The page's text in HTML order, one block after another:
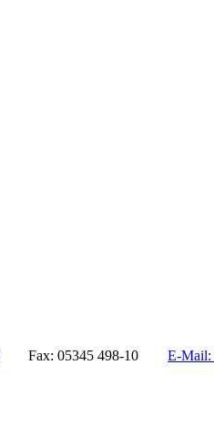
Fax: 05345 498-10 E-Mail: